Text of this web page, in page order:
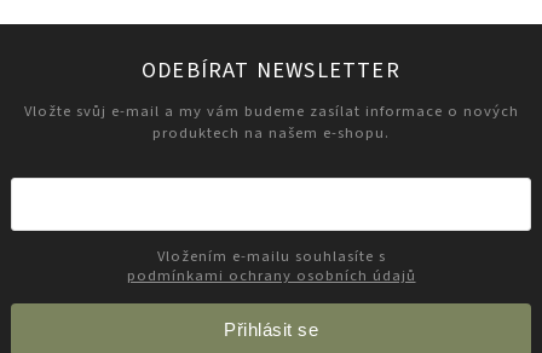
ODEBÍRAT NEWSLETTER
Vložte svůj e-mail a my vám budeme zasílat informace o nových
produktech na našem e-shopu.
podmínkami ochrany osobních údajů
Přihlásit se